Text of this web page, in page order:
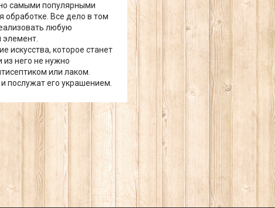
самыми популярными
обработке. Все дело в том
любую
элемент.
искусства, которое станет
него не нужно
или лаком.
послужат его украшением.